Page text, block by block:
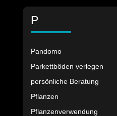
P
Pandomo
Parkettböden verlegen
persönliche Beratung
Pflanzen
Pflanzenverwendung